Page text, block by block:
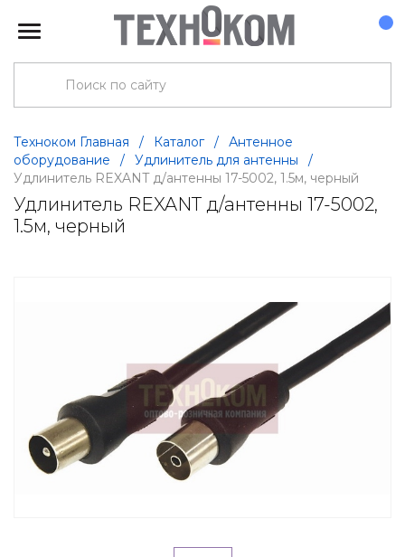
Техноком Главная / Каталог /
Антенное
оборудование
/ Удлинитель для антенны
/
Удлинитель REXANT д/антенны 17-5002, 1.5м, черный
Удлинитель REXANT д/антенны 17-5002,
1.5м, черный